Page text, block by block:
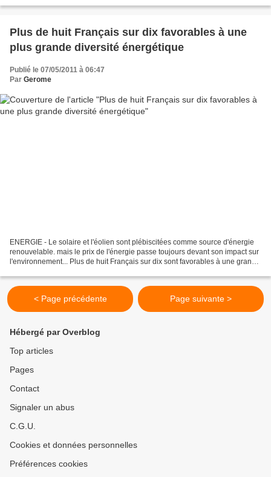
Plus de huit Français sur dix favorables à une
plus grande diversité énergétique
Publié le 07/05/2011 à 06:47
Par Gerome
ENERGIE - Le solaire et l'éolien sont plébiscitées comme source d'énergie
renouvelable. mais le prix de l'énergie passe toujours devant son impact sur
l'environnement... Plus de huit Français sur dix sont favorables à une grande
< Page précédente Page suivante >
Hébergé par Overblog
Top articles
Pages
Contact
Signaler un abus
C.G.U.
Cookies et données personnelles
Préférences cookies